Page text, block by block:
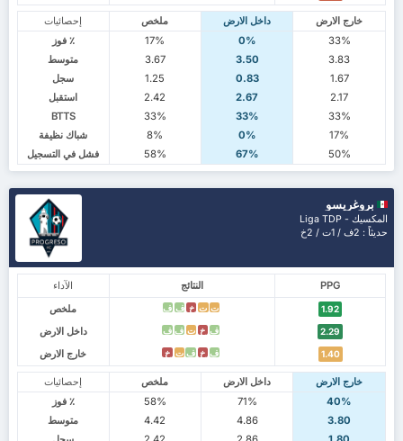
إحصائيات ملخص داخل الارض
خارج الارض
٪ فوز
17% 0%
33%
متوسط
3.67 3.50
3.83
سجل
1.25 0.83
1.67
استقبل
2.42 2.67
2.17
BTTS
33% 33%
33%
شباك نظيفة
8% 0%
17%
فشل في التسجيل
58% 67% 50%
بروغريسو
المكسيك - Liga TDP
حديثاً : 2ف / 1ت / 2خ
الآداء النتائج
PPG
ملخص
ت ت خ ف ف 1.92
داخل الارض ف خ ت ف ف 2.29
خارج الارض ف خ ف ت خ 1.40
إحصائيات ملخص داخل الارض
خارج الارض
٪ فوز
58% 71%
40%
متوسط
4.42 4.86
3.80